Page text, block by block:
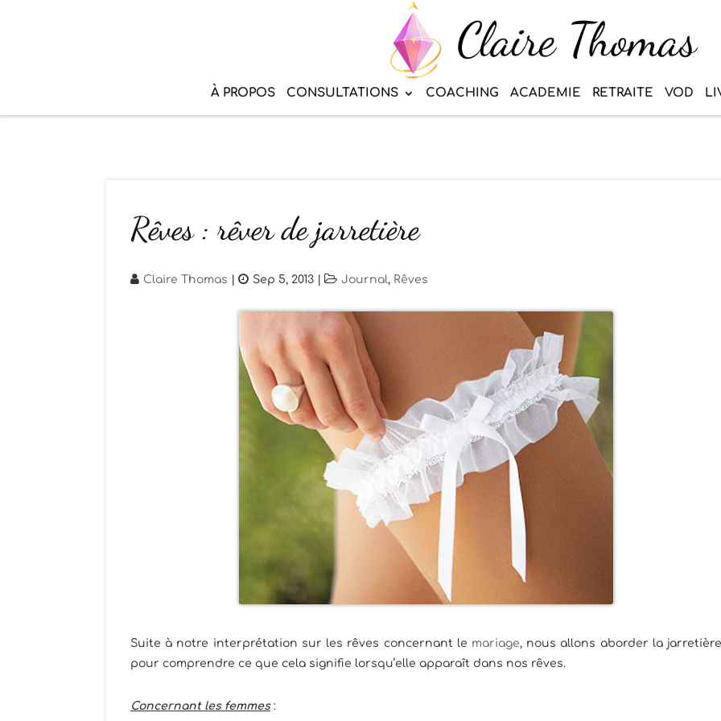
À PROPOS CONSULTATIONS COACHING ACADEMIE RETRAITE VOD
Rêves : rêver de jarretière
Claire Thomas Sep 5, 2013 Journal, Rêves
Suite à notre interprétation sur les rêves concernant le mariage, nous allons aborder la jarretière
pour comprendre ce que cela signifie lorsqu’elle apparaît dans nos rêves.
Concernant les femmes: